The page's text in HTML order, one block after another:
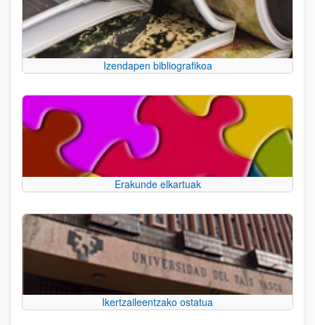
Izendapen bibliografikoa
Erakunde elkartuak
Ikertzaileentzako ostatua